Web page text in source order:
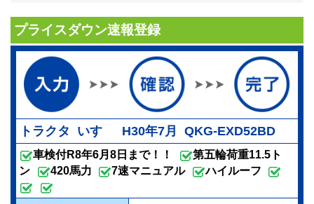
プライスダウン速報登録
トラクタ いすゞ H30年7月 QKG-EXD52BD
車検付R8年6月8日まで！！
第五輪荷重11.5ト
ン
420馬力 7速マニュアル ハイルーフ